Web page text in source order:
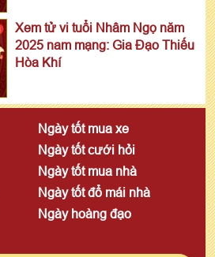
Xem tử vi tuổi Nhâm Ngọ năm
2025 nam mạng: Gia Đạo Thiếu
Hòa Khí
Ngày tốt mua xe
Ngày tốt cưới hỏi
Ngày tốt mua nhà
Ngày tốt đổ mái nhà
Ngày hoàng đạo